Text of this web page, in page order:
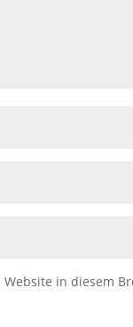
Website in diesem